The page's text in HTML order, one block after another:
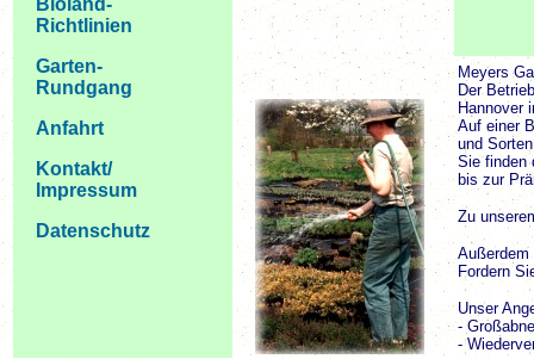
Bioland-
Richtlinien
Garten-
Rundgang
Anfahrt
Kontakt/
Impressum
Datenschutz
Meyers
Der
Hannover
Auf einer
und
Sie finden
bis zur
Zu
Außerdem
Fordern
Unser
-
-